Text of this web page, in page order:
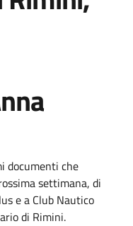
documenti che
settimana, di
e a Club Nautico
di Rimini.